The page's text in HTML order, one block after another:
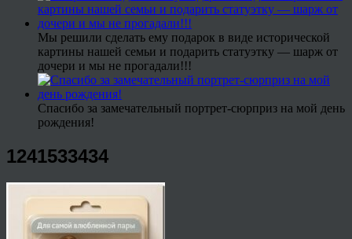
Мы решили сделать ему подарок в виде исторической
картины нашей семьи и подарить статуэтку — шарж от
дочери и мы не прогадали!!!
Спасибо за замечательный портрет-сюрприз на мой день
рождения!
1241533434